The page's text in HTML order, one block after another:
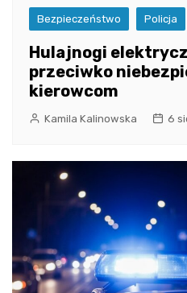
Bezpieczeństwo Policja
Hulajnogi
przeciwko
kierowcom
Kamila Kalinowska 6